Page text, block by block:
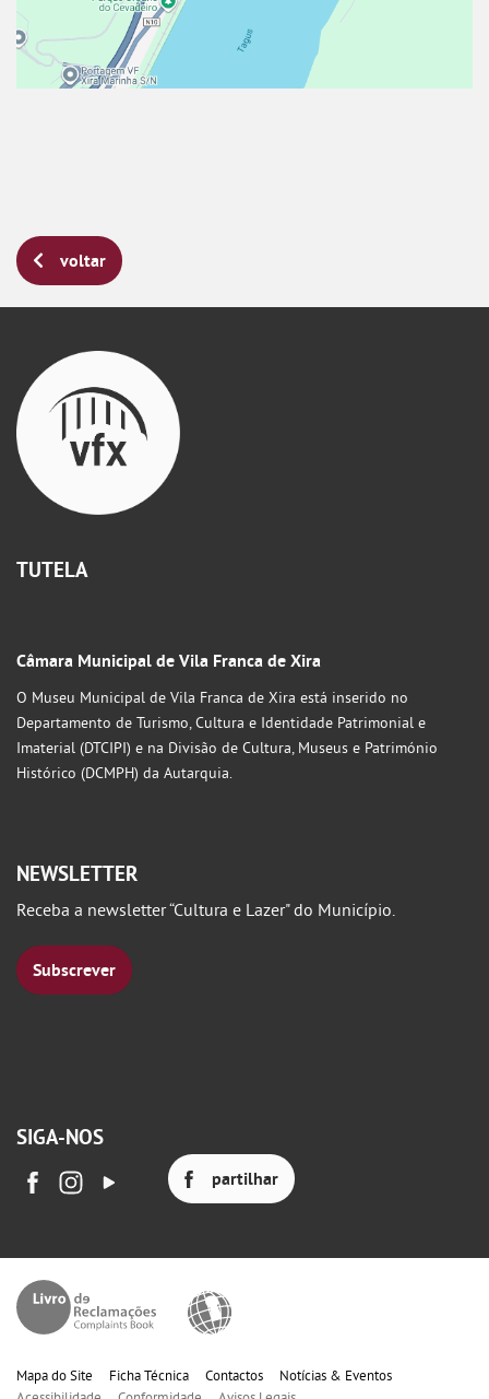
voltar
TUTELA
Câmara Municipal de Vila Franca de Xira
O Museu Municipal de Vila Franca de Xira está inserido no
Departamento de Turismo, Cultura e Identidade Patrimonial e
Imaterial (DTCIPI) e na Divisão de Cultura, Museus e Património
Histórico (DCMPH) da Autarquia.
NEWSLETTER
Receba a newsletter “Cultura e Lazer" do Município.
Subscrever
SIGA-NOS
partilhar
Mapa do Site Ficha Técnica Contactos
Notícias & Eventos